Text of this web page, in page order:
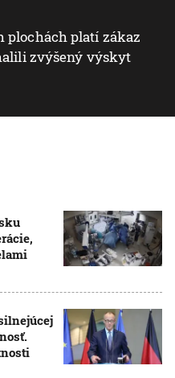
plochách platí zákaz
zvýšený výskyt